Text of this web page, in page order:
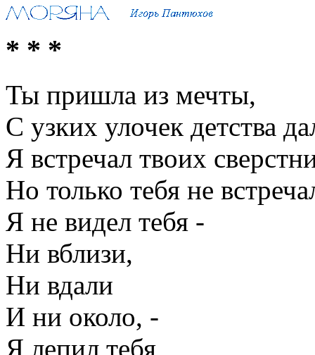
* * *
Ты пришла из мечты,
С узких улочек детства
Я встречал твоих
Но только тебя не
Я не видел тебя -
Ни вблизи,
Ни вдали
И ни около, -
Я лепил тебя